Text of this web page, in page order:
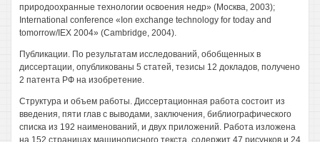
природоохранные технологии освоения недр» (Москва, 2003);
International conference «Ion exchange technology for today and
tomorrow/IEX 2004» (Cambridge, 2004).
Публикации. По результатам исследований, обобщенных в
диссертации, опубликованы 5 статей, тезисы 12 докладов, получено
2 патента РФ на изобретение.
Структура и объем работы. Диссертационная работа состоит из
введения, пяти глав с выводами, заключения, библиографического
списка из 192 наименований, и двух приложений. Работа изложена
на 152 страницах машинописного текста, содержит 47 рисунков и 24